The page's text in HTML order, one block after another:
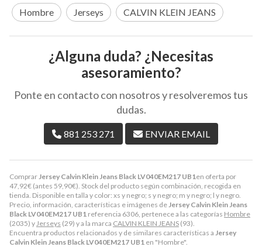
Comprar Jersey Calvin Klein Jeans Black LV040EM217 UB1 en oferta por
47,92€ (antes 59,90€). Stock del producto según combinación, recogida en
tienda. Disponible en talla y color: xs y negro; s y negro; m y negro; l y negro.
Precio, información, características e imágenes de Jersey Calvin Klein Jeans
Black LV040EM217 UB1 referencia 6306, pertenece a las categorías Hombre
(2035) y Jerseys (29) y a la marca CALVIN KLEIN JEANS (93).
Encuentra productos relacionados y de similares características a Jersey
Calvin Klein Jeans Black LV040EM217 UB1 en "Hombre".
Hombre
Jerseys CALVIN KLEIN JEANS
¿Alguna duda? ¿Necesitas
asesoramiento?
Ponte en contacto con nosotros y resolveremos tus
dudas.
881 253 271 ENVIAR EMAIL